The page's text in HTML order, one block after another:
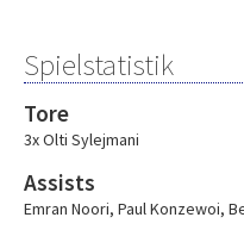
Spielstatistik
Tore
3x Olti Sylejmani
Assists
Emran Noori, Paul Konzewoi,